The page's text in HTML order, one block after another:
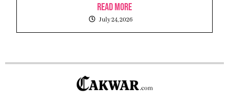
Read More
July 24, 2026